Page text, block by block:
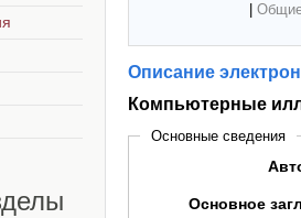
Описание
Компьютерные
Основные сведения
Основное